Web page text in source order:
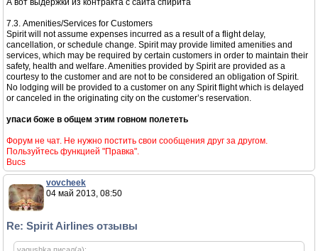
А вот выдержки из контракта с сайта спирита
7.3. Amenities/Services for Customers
Spirit will not assume expenses incurred as a result of a flight delay,
cancellation, or schedule change. Spirit may provide limited amenities and
services, which may be required by certain customers in order to maintain their
safety, health and welfare. Amenities provided by Spirit are provided as a
courtesy to the customer and are not to be considered an obligation of Spirit.
No lodging will be provided to a customer on any Spirit flight which is delayed
or canceled in the originating city on the customer’s reservation.
упаси боже в общем этим говном полететь
Форум не чат. Не нужно постить свои сообщения друг за другом.
Пользуйтесь функцией "Правка".
Bucs
vovcheek
04 май 2013, 08:50
Re: Spirit Airlines отзывы